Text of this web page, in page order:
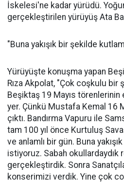
İskelesi'ne kadar yürüdü.
gerçekleştirilen yürüyüş Ata
"Buna yakışık bir şekilde
Yürüyüşte konuşma yapan
Rıza Akpolat, "Çok coşkulu bir
Beşiktaş 19 Mayıs törenlerinin
yer. Çünkü Mustafa Kemal 16
çıktı. Bandırma Vapuru ile
tam 100 yıl önce Kurtuluş
ve anlamlı bir gün. Buna
istiyoruz. Sabah
gerçekleştirdik. Sonra
konserimizi verdik. Yine çok